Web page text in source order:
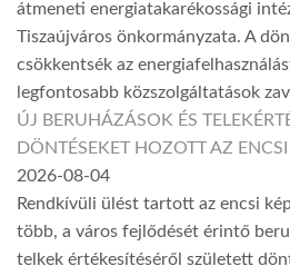
átmeneti energiatakarékossági
Tiszaújváros önkormányzata. A
csökkentsék az
legfontosabb közszolgáltatások
ÚJ BERUHÁZÁSOK ÉS
DÖNTÉSEKET HOZOTT AZ
2026-08-04
Rendkívüli ülést tartott az encsi
több, a város fejlődését érintő
telkek értékesítéséről született